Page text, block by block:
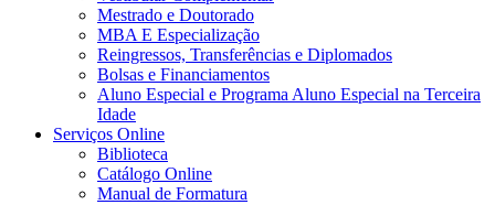
Mestrado e Doutorado
MBA E Especialização
Reingressos, Transferências e Diplomados
Bolsas e Financiamentos
Aluno Especial e Programa Aluno Especial na Terceira
Idade
Serviços Online
Biblioteca
Catálogo Online
Manual de Formatura